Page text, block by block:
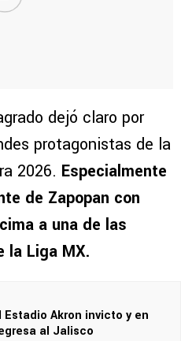
dejó claro por
protagonistas de la
2026. Especialmente
de Zapopan con
a una de las
la Liga MX.
Estadio Akron invicto y en
al Jalisco